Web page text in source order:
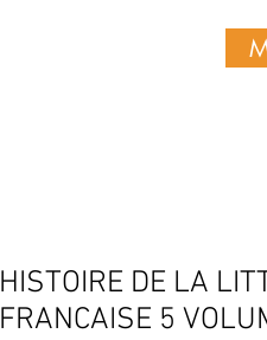
HISTOIRE DE LA
FRANCAISE 5